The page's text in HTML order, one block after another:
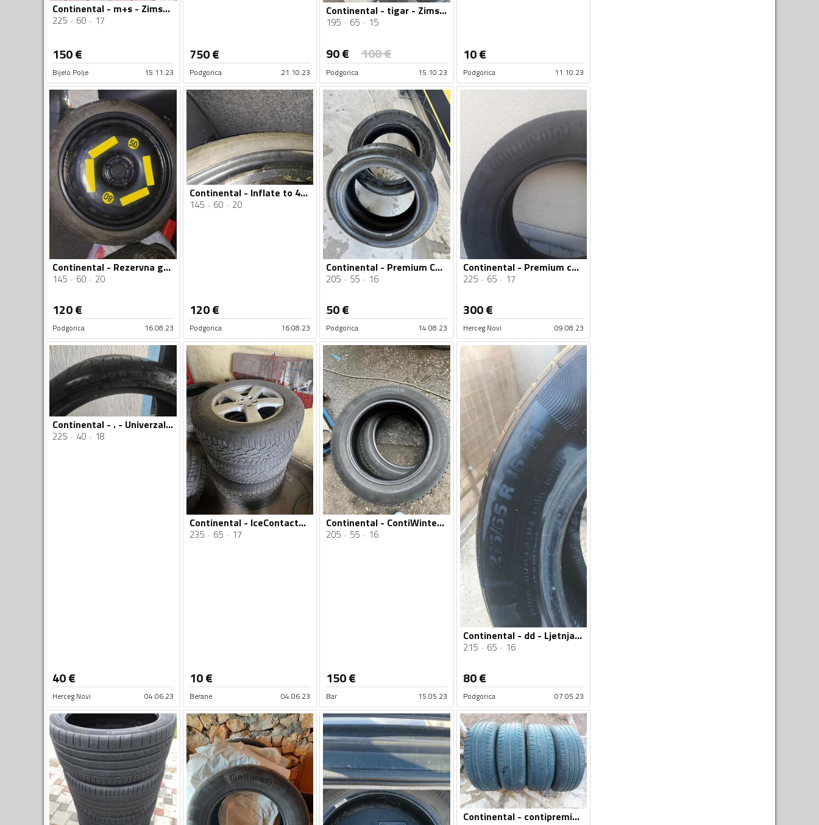
Continental - m+s - Zimska guma
225 60 17
150€
Bijelo Polje 15.11.23
750€
Podgorica 21.10.23
Continental - tigar - Zimska guma
195 65 15
90€ 100€
Podgorica 15.10.23
10€
Podgorica 11.10.23
Continental - Rezervna guma r20 - Univerzalna guma
145 60 20
120€
Podgorica 16.08.23
Continental - Inflate to 420 KPA - Univerzalna guma
145 60 20
120€
Podgorica 16.08.23
Continental - Premium Contact 5 - Ljetnja guma
205 55 16
50€
Podgorica 14.08.23
Continental - Premium contact 5 - Ljetnja guma
225 65 17
300€
Herceg Novi 09.08.23
Continental - . - Univerzalna guma
225 40 18
40€
Herceg Novi 04.06.23
Continental - IceContact2 Winter - Zimska guma
235 65 17
10€
Berane 04.06.23
Continental - ContiWinterContact - Zimska guma
205 55 16
150€
Bar 15.05.23
Continental - dd - Ljetnja guma
215 65 16
80€
Podgorica 07.05.23
Continental - contipremium - Ljetnja guma